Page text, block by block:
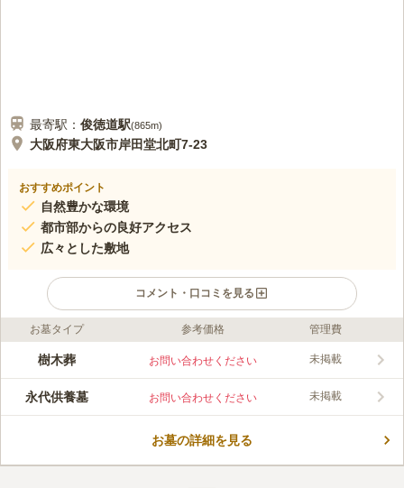
最寄駅： 俊徳道駅(865m)
大阪府東大阪市岸田堂北町7-23
おすすめポイント
自然豊かな環境
都市部からの良好アクセス
広々とした敷地
コメント・口コミを見る
口コミ評価
この霊園はまだ誰からも評価されていません。
お墓タイプ 参考価格 管理費
樹木葬 お問い合わせください 未掲載
永代供養墓 お問い合わせください 未掲載
お墓の詳細を見る